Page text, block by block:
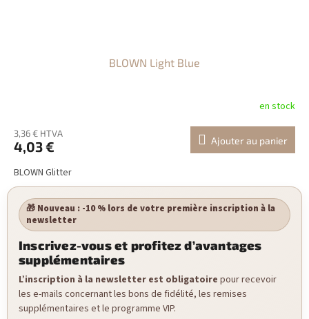
BLOWN Light Blue
en stock
3,36 € HTVA
4,03 € Ajouter au panier
BLOWN Glitter
🎁 Nouveau : -10 % lors de votre première inscription à la
newsletter
Inscrivez-vous et profitez d’avantages
supplémentaires
L’inscription à la newsletter est obligatoire pour recevoir
les e-mails concernant les bons de fidélité, les remises
supplémentaires et le programme VIP.